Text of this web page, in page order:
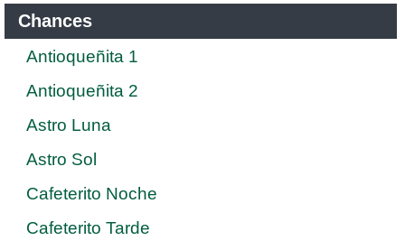
Chances
Antioqueñita 1
Antioqueñita 2
Astro Luna
Astro Sol
Cafeterito Noche
Cafeterito Tarde